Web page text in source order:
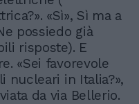
«Sì», Sì ma a
possiedo già
risposte). E
«Sei favorevole
nucleari in Italia?»,
da via Bellerio.